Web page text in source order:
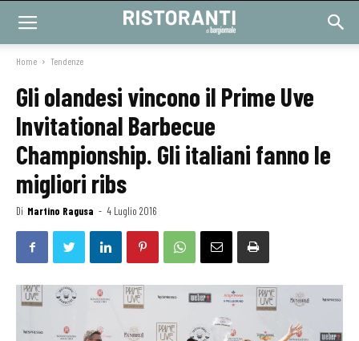
Home Tendenze
Gli olandesi vincono il Prime Uve
Invitational Barbecue
Championship. Gli italiani fanno le
migliori ribs
Di Martino Ragusa - 4 Luglio 2016